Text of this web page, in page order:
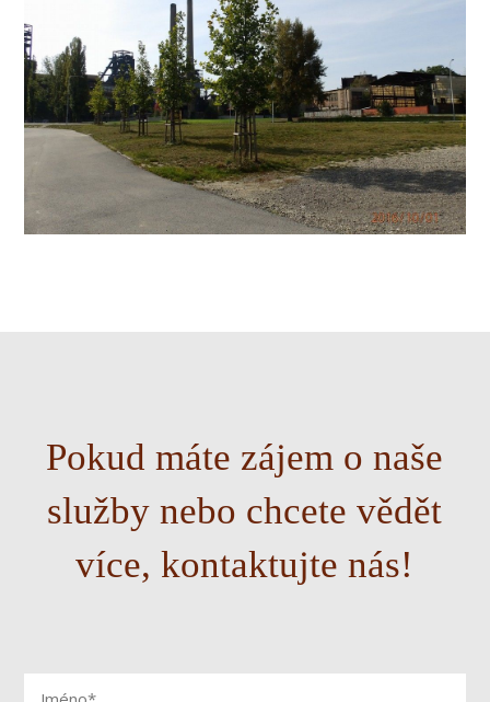
Pokud máte zájem o naše
služby nebo chcete vědět
více, kontaktujte nás!